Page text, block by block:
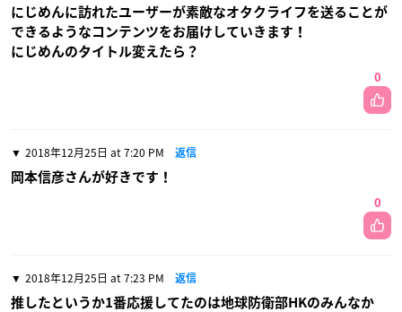
にじめんに訪れたユーザーが素敵なオタクライフを送ることが
できるようなコンテンツをお届けしていきます！
にじめんのタイトル変えたら？
0
2018年12月25日 at 7:20 PM 返信
岡本信彦さんが好きです！
0
2018年12月25日 at 7:23 PM 返信
推したというか1番応援してたのは地球防衛部HKのみんなか